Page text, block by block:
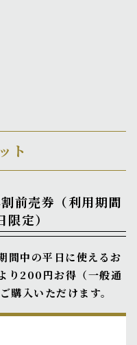
ト
前売券（利用期間
定）
中の平日に使えるお
り200円お得（一般通
入いただけます。